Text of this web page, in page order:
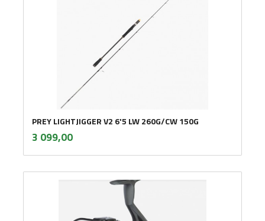
PREY LIGHTJIGGER V2 6'5 LW 260G/CW 150G
Pris
3 099,00mva.